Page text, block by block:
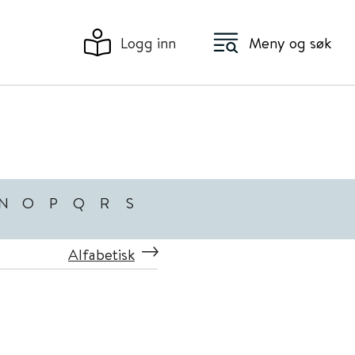
Logg inn Meny og søk
O P Q R S
Alfabetisk